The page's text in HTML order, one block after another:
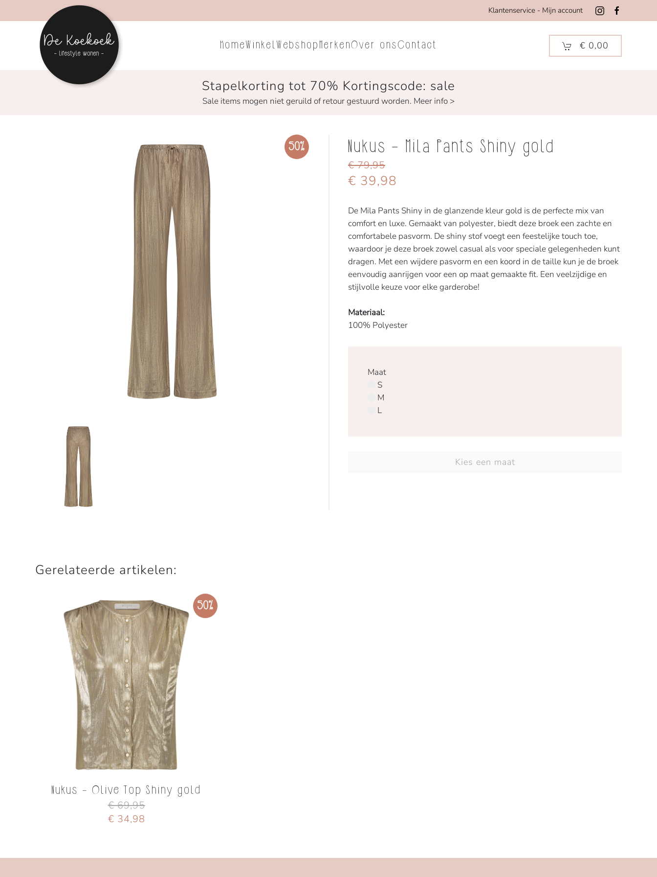
Klantenservice - Mijn account
HomeWinkelWebshop MerkenOver onsContact € 0,00
Stapelkorting tot 70% Kortingscode: sale
Sale items mogen niet geruild of retour gestuurd worden. Meer info >
50% Nukus - Mila Pants Shiny gold
€ 79,95
€ 39,98
De Mila Pants Shiny in de glanzende kleur gold is de perfecte mix van
comfort en luxe. Gemaakt van polyester, biedt deze broek een zachte en
comfortabele pasvorm. De shiny stof voegt een feestelijke touch toe,
waardoor je deze broek zowel casual als voor speciale gelegenheden kunt
dragen. Met een wijdere pasvorm en een koord in de taille kun je de broek
eenvoudig aanrijgen voor een op maat gemaakte fit. Een veelzijdige en
stijlvolle keuze voor elke garderobe!
Materiaal:
100% Polyester
Maat
S
M
L
Kies een maat
Gerelateerde artikelen:
50%
Nukus - Olive Top Shiny gold
€ 69,95
€ 34,98